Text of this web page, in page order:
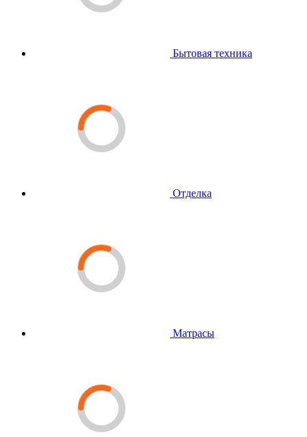
Бытовая техника
Отделка
Матрасы